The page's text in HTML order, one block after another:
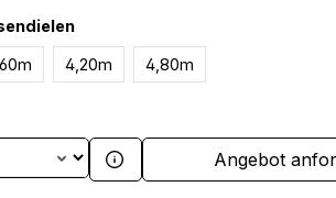
auswählen
4,20m 4,80m
Gib den Angebot